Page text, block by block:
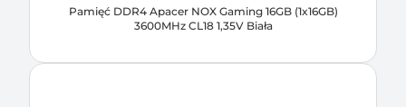
Pamięć DDR4 Apacer NOX Gaming 16GB (1x16GB)
3600MHz CL18 1,35V Biała